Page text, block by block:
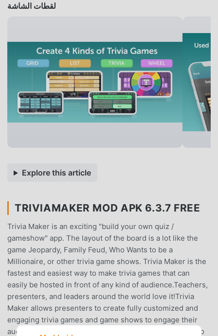
لقطات الشاشة
Explore this article
TRIVIAMAKER MOD APK 6.3.7 FREE
Trivia Maker is an exciting "build your own quiz /
gameshow" app. The layout of the board is a lot like the
game Jeopardy, Family Feud, Who Wants to be a
Millionaire, or other trivia game shows. Trivia Maker is the
fastest and easiest way to make trivia games that can
easily be hosted in front of any kind of audience.Teachers,
presenters, and leaders around the world love it!Trivia
Maker allows presenters to create fully customized and
engaging trivia games and game shows to engage their
audience, help students prep for tests, add excitement to